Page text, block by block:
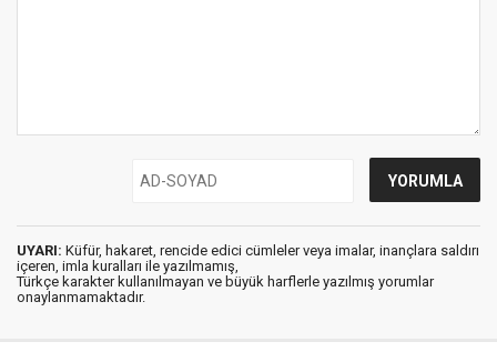
UYARI: Küfür, hakaret, rencide edici cümleler veya imalar, inançlara saldırı
içeren, imla kuralları ile yazılmamış,
Türkçe karakter kullanılmayan ve büyük harflerle yazılmış yorumlar
onaylanmamaktadır.